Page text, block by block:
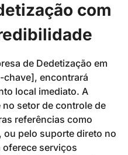
com
de Dedetização em
chave], encontrará
local imediato. A
setor de controle de
referências como
pelo suporte direto no
oferece serviços